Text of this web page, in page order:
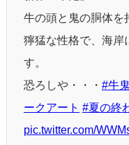
牛の頭と鬼の胴体を
獰猛な性格で、海岸
す。
恐ろしや・・・ #牛鬼
ークアート #夏の終
pic.twitter.com/